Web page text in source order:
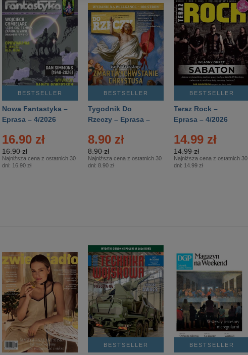
BESTSELLER
Nowa Fantastyka –
Eprasa – 4/2026
16.90 zł
16.90 zł
Najniższa cena z ostatnich 30
dni: 16.90 zł
BESTSELLER
Tygodnik Do
Rzeczy – Eprasa –
8.90 zł
8.90 zł
Najniższa cena z ostatnich 30
dni: 8.90 zł
BESTSELLER
Teraz Rock –
Eprasa – 4/2026
14.99 zł
14.99 zł
Najniższa cena z ostatnich 30
dni: 14.99 zł
BESTSELLER BESTSELLER